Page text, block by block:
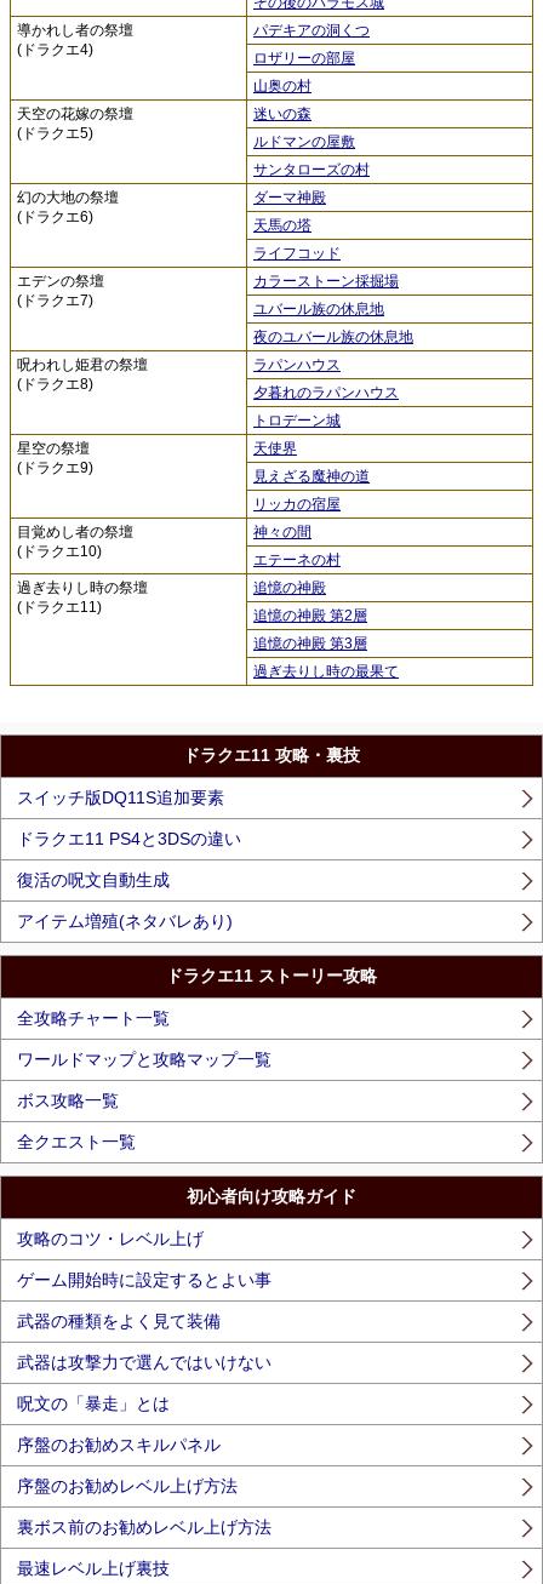
導かれし者の祭壇
(ドラクエ4)
パデキアの洞くつ
ロザリーの部屋
山奥の村
天空の花嫁の祭壇
(ドラクエ5)
迷いの森
ルドマンの屋敷
サンタローズの村
幻の大地の祭壇
(ドラクエ6)
ダーマ神殿
天馬の塔
ライフコッド
エデンの祭壇
(ドラクエ7)
カラーストーン採掘場
ユバール族の休息地
夜のユバール族の休息地
呪われし姫君の祭壇
(ドラクエ8)
ラパンハウス
夕暮れのラパンハウス
トロデーン城
星空の祭壇
(ドラクエ9)
天使界
見えざる魔神の道
リッカの宿屋
目覚めし者の祭壇
(ドラクエ10)
神々の間
エテーネの村
過ぎ去りし時の祭壇
(ドラクエ11)
追憶の神殿
追憶の神殿 第2層
追憶の神殿 第3層
過ぎ去りし時の最果て
ドラクエ11 攻略・裏技
スイッチ版DQ11S追加要素
ドラクエ11 PS4と3DSの違い
復活の呪文自動生成
アイテム増殖(ネタバレあり)
ドラクエ11 ストーリー攻略
全攻略チャート一覧
ワールドマップと攻略マップ一覧
ボス攻略一覧
全クエスト一覧
初心者向け攻略ガイド
攻略のコツ・レベル上げ
ゲーム開始時に設定するとよい事
武器の種類をよく見て装備
武器は攻撃力で選んではいけない
呪文の「暴走」とは
序盤のお勧めスキルパネル
序盤のお勧めレベル上げ方法
裏ボス前のお勧めレベル上げ方法
最速レベル上げ裏技